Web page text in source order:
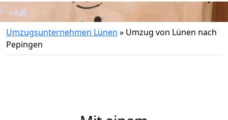
Umzugsunternehmen Lünen » Umzug von Lünen nach
Pepingen